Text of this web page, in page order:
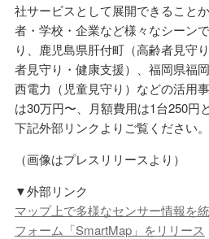
社サービスとして展開できること
者・学校・企業など様々なシーン
り、鹿児島県肝付町（高齢者見守
者見守り・健康支援）、福岡県福
西電力（児童見守り）などの活用
は30万円〜、月額費用は1台250円
下記外部リンクよりご覧ください。
（画像はプレスリリースより）
▼外部リンク
マップ上で多様なセンサー情報を
フォーム「SmartMap」をリリース